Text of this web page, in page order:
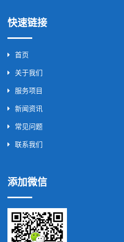
快速链接
首页
关于我们
服务项目
新闻资讯
常见问题
联系我们
添加微信